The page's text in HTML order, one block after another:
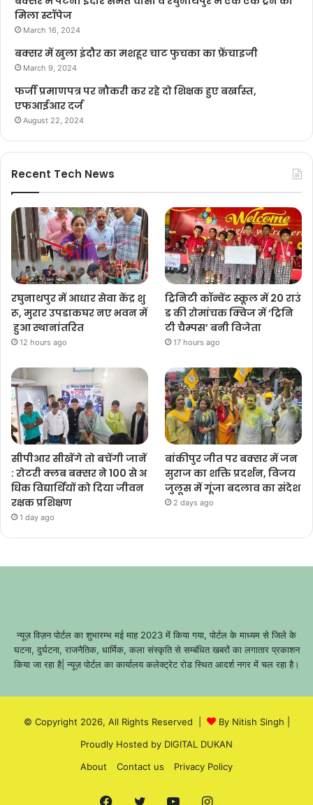
मिला स्टॉपेज
March 16, 2024
बक्सर में खुला इंदौर का मशहूर चाट फुचका का फ्रेंचाइजी
March 9, 2024
फर्जी प्रमाणपत्र पर नौकरी कर रहे दो शिक्षक हुए बर्खास्त,
एफआईआर दर्ज
August 22, 2024
Recent Tech News
रघुनाथपुर में आधार सेवा केंद्र शु
रू, मुरार उपडाकघर नए भवन में
हुआ स्थानांतरित
12 hours ago
ट्रिनिटी कॉन्वेंट स्कूल में 20 राउं
ड की रोमांचक क्विज में ‘ट्रिनि
टी चैम्पस’ बनी विजेता
17 hours ago
सीपीआर सीखेंगे तो बचेंगी जानें
: रोटरी क्लब बक्सर ने 100 से अ
धिक विद्यार्थियों को दिया जीवन
रक्षक प्रशिक्षण
1 day ago
बांकीपुर जीत पर बक्सर में जन
सुराज का शक्ति प्रदर्शन, विजय
जुलूस में गूंजा बदलाव का संदेश
2 days ago
न्यूज़ विज़न पोर्टल का शुभारम्भ मई माह 2023 में किया गया, पोर्टल के माध्यम से जिले के
घटना, दुर्घटना, राजनैतिक, धार्मिक, कला संस्कृति से सम्बंधित खबरों का लगातार प्रकाशन
किया जा रहा है| न्यूज़ पोर्टल का कार्यालय कलेक्ट्रेट रोड स्थित आदर्श नगर में चल रहा है।
© Copyright 2026, All Rights Reserved | By Nitish Singh
Proudly Hosted by DIGITAL DUKAN
About
Contact us Privacy Policy
Facebook
Twitter YouTubeInstagram